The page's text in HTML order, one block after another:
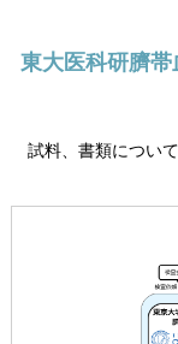
東大医科研臍
試料、書類について